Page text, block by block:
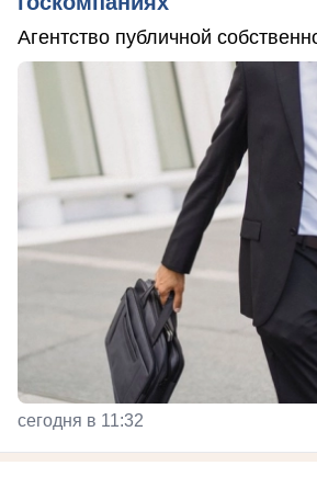
Агентство публичной
сегодня в 11:32